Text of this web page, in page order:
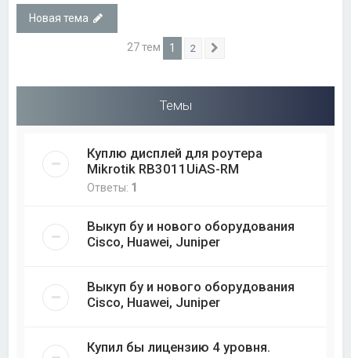
Новая тема
27 тем 1 2
Темы
Куплю дисплей для роутера
Mikrotik RB3011UiAS-RM
Ответы: 1
Выкуп бу и нового оборудования
Cisco, Huawei, Juniper
Выкуп бу и нового оборудования
Cisco, Huawei, Juniper
Купил бы лицензию 4 уровня.